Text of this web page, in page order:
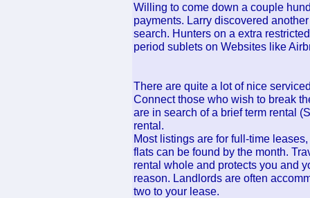
Willing to come down a couple
payments. Larry discovered
search. Hunters on a extra
period sublets on Websites like
There are quite a lot of nice
Connect those who wish to break
are in search of a brief term rental
rental.
Most listings are for full-time
flats can be found by the month.
rental whole and protects you and
reason. Landlords are often
two to your lease.